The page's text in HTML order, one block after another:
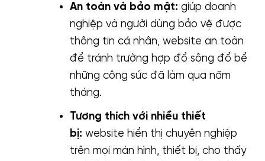
An toàn và bảo mật: giúp doanh
nghiệp và người dùng bảo vệ được
thông tin cá nhân, website an toàn
để tránh trường hợp đổ sông đổ bể
những công sức đã làm qua năm
tháng.
Tương thích với nhiều thiết
bị: website hiển thị chuyên nghiệp
trên mọi màn hình, thiết bị, cho thấy